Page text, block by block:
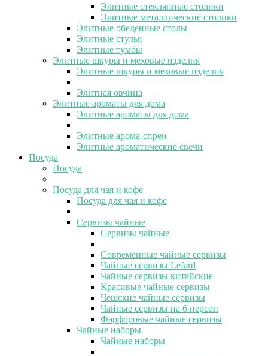
Элитные стеклянные столики
Элитные металлические столики
Элитные обеденные столы
Элитные стулья
Элитные тумбы
Элитные шкуры и меховые изделия
Элитные шкуры и меховые изделия
Элитная овчина
Элитные ароматы для дома
Элитные ароматы для дома
Элитные арома-спреи
Элитные ароматические свечи
Посуда
Посуда
Посуда для чая и кофе
Посуда для чая и кофе
Сервизы чайные
Сервизы чайные
Современные чайные сервизы
Чайные сервизы Lefard
Чайные сервизы китайские
Красивые чайные сервизы
Чешские чайные сервизы
Чайные сервизы на 6 персон
Фарфоровые чайные сервизы
Чайные наборы
Чайные наборы